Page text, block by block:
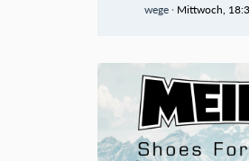
wege Mittwoch,